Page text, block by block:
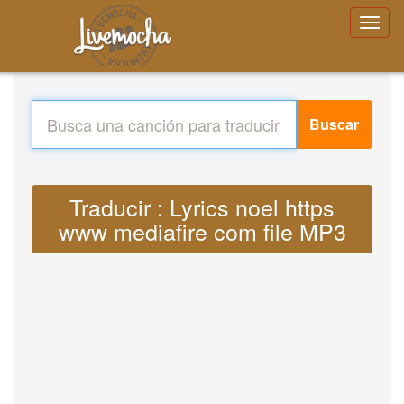
Buscar
Traducir : Lyrics noel https
www mediafire com file MP3